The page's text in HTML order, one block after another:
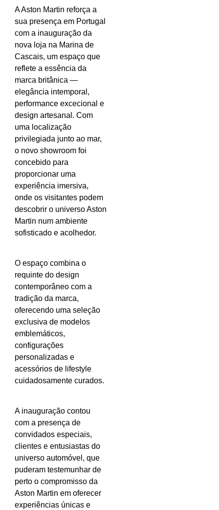
A Aston Martin reforça a
sua presença em Portugal
com a inauguração da
nova loja na Marina de
Cascais, um espaço que
reflete a essência da
marca britânica —
elegância intemporal,
performance excecional e
design artesanal. Com
uma localização
privilegiada junto ao mar,
o novo showroom foi
concebido para
proporcionar uma
experiência imersiva,
onde os visitantes podem
descobrir o universo Aston
Martin num ambiente
sofisticado e acolhedor.
O espaço combina o
requinte do design
contemporâneo com a
tradição da marca,
oferecendo uma seleção
exclusiva de modelos
emblemáticos,
configurações
personalizadas e
acessórios de lifestyle
cuidadosamente curados.
A inauguração contou
com a presença de
convidados especiais,
clientes e entusiastas do
universo automóvel, que
puderam testemunhar de
perto o compromisso da
Aston Martin em oferecer
experiências únicas e